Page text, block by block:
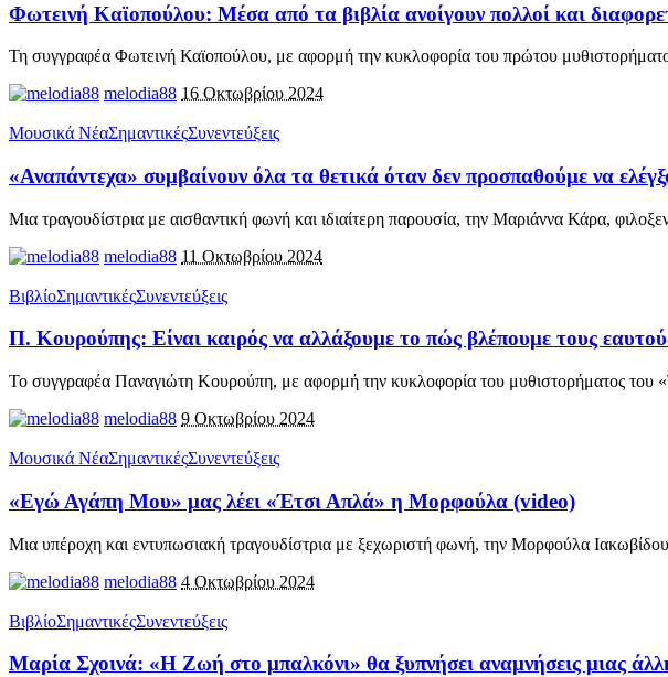
Φωτεινή Καϊοπούλου: Μέσα από τα βιβλία ανοίγουν πολλοί και
Τη συγγραφέα Φωτεινή Καϊοπούλου, με αφορμή την κυκλοφορία του πρώτου
melodia88 16 Οκτωβρίου 2024
Μουσικά ΝέαΣημαντικέςΣυνεντεύξεις
«Αναπάντεχα» συμβαίνουν όλα τα θετικά όταν δεν προσπαθούμε να
Μια τραγουδίστρια με αισθαντική φωνή και ιδιαίτερη παρουσία, την Μαριάννα Κάρα,
melodia88 11 Οκτωβρίου 2024
ΒιβλίοΣημαντικέςΣυνεντεύξεις
Π. Κουρούπης: Είναι καιρός να αλλάξουμε το πώς βλέπουμε τους
Το συγγραφέα Παναγιώτη Κουρούπη, με αφορμή την κυκλοφορία του μυθιστορήματος του
melodia88 9 Οκτωβρίου 2024
Μουσικά ΝέαΣημαντικέςΣυνεντεύξεις
«Εγώ Αγάπη Μου» μας λέει «Έτσι Απλά» η Μορφούλα (video)
Μια υπέροχη και εντυπωσιακή τραγουδίστρια με ξεχωριστή φωνή, την Μορφούλα
melodia88 4 Οκτωβρίου 2024
ΒιβλίοΣημαντικέςΣυνεντεύξεις
Μαρία Σχοινά: «Η Ζωή στο μπαλκόνι» θα ξυπνήσει αναμνήσεις μιας